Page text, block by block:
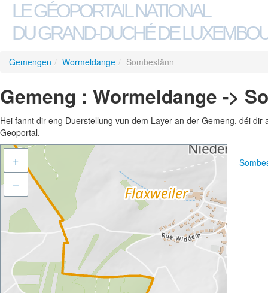
LE GÉOPORTAIL NATIONAL
DU GRAND-DUCHÉ DE
Gemengen / Wormeldange / Sombestänn
Gemeng : Wormeldange ->
Hei fannt dir eng Duerstellung vun dem Layer an der Gemeng, déi
Geoportal.
+
–